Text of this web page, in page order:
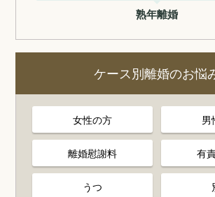
熟年離婚
ケース別離婚のお悩
女性の方 男
離婚慰謝料 有
うつ